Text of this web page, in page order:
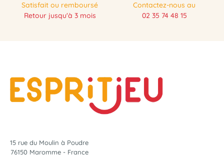
Satisfait ou remboursé
Retour jusqu'à 3 mois
Contactez-nous au
02 35 74 48 15
15 rue du Moulin à Poudre
76150 Maromme - France